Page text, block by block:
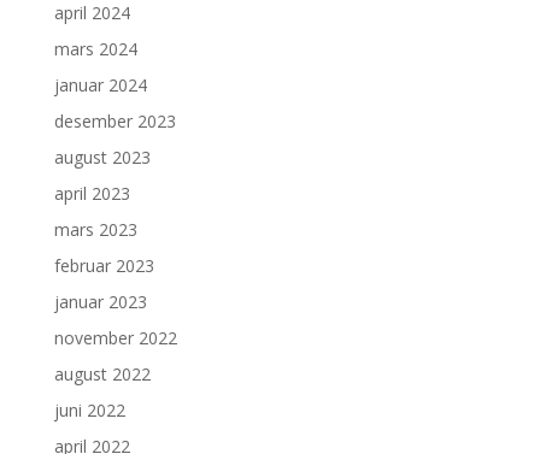
april 2024
mars 2024
januar 2024
desember 2023
august 2023
april 2023
mars 2023
februar 2023
januar 2023
november 2022
august 2022
juni 2022
april 2022